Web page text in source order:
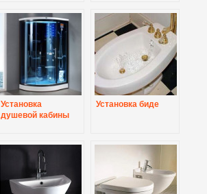
Установка
душевой кабины
Установка биде